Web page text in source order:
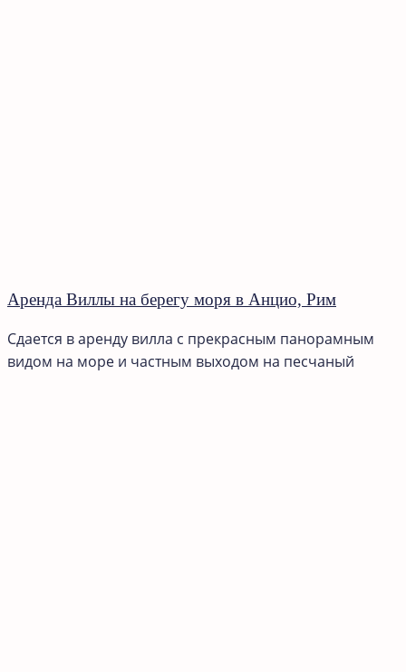
Аренда Виллы на берегу моря в Анцио, Рим
Сдается в аренду вилла с прекрасным панорамным
видом на море и частным выходом на песчаный